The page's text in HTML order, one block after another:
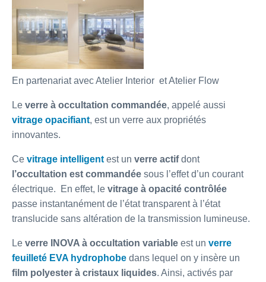
En partenariat avec Atelier Interior et Atelier Flow
Le verre à occultation commandée, appelé aussi
vitrage opacifiant, est un verre aux propriétés
innovantes.
Ce vitrage intelligent est un verre actifdont
l’occultation est commandée sous l’effet d’un courant
électrique. En effet, le vitrage à opacité contrôlée
passe instantanément de l’état transparent à l’état
translucide sans altération de la transmission lumineuse.
Le verre INOVA à occultation variable est un verre
feuilleté EVA hydrophobe dans lequel on y insère un
film polyester à cristaux liquides. Ainsi, activés par